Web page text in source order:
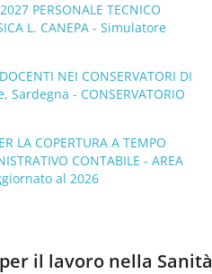
PERSONALE TECNICO
L. CANEPA - Simulatore
NEI CONSERVATORI DI
- CONSERVATORIO
LA COPERTURA A TEMPO
CONTABILE - AREA
al 2026
il lavoro nella Sanità